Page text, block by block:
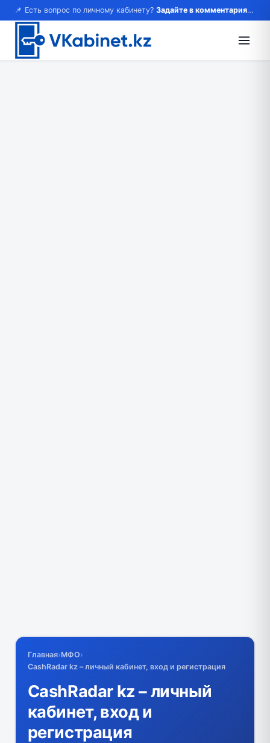
📌 Есть вопрос по личному кабинету? Задайте в комментариях — ответим!
Главная›МФО›
CashRadar kz – личный кабинет, вход и регистрация
CashRadar kz – личный
кабинет, вход и
регистрация